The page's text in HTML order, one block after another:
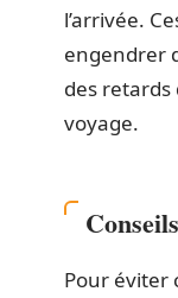
l’arrivée.
engendrer
des
voyage.
Pour éviter